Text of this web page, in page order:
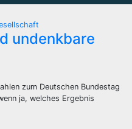
undenkbare
zum Deutschen Bundestag
ja, welches Ergebnis